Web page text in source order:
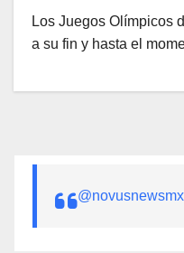
Los Juegos Olímpicos
a su fin y hasta el
@novusnewsmx